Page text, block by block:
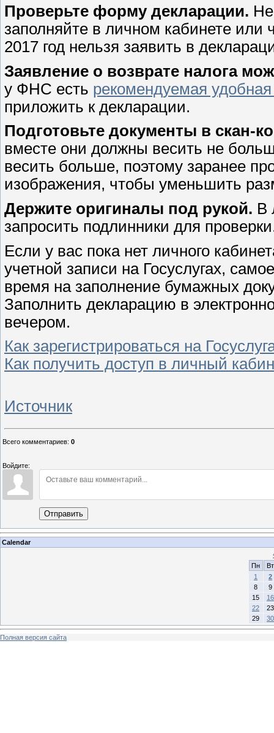
Проверьте форму декларации.
заполняйте в личном кабинете
2017 год нельзя заявить в
Заявление о возврате налога
у ФНС есть рекомендуемая
приложить к декларации.
Подготовьте документы в скан-
вместе они должны весить не
весить больше, поэтому заранее
изображения, чтобы уменьшить
Держите оригиналы под рукой. В
запросить подлинники для
Если у вас пока нет личного
учетной записи на Госуслугах,
время на заполнение бумажных
Заполнить декларацию в
вечером.
Как зарегистрироваться на
Как получить доступ в личный
Источник
Всего комментариев: 0
Войдите:
Отправить
Calendar
Пн
Вт
1
2
8
9
15
16
22
23
29
30
Полная версия сайта